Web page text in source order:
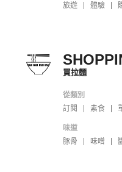
旅遊
體驗
買拉麵
從類別
訂閱
素食
味道
豚骨
味噌